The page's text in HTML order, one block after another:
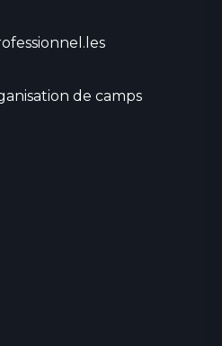
de camps